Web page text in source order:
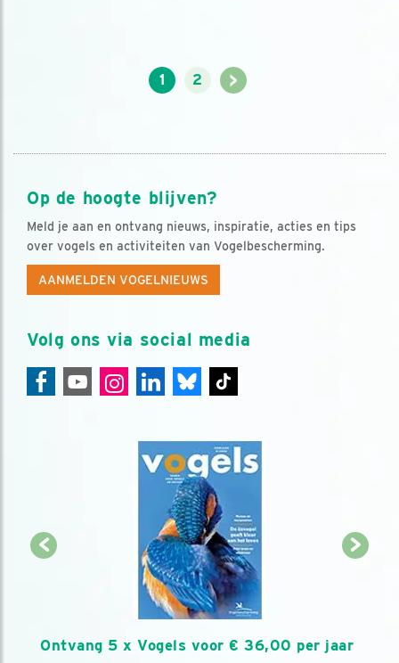
1 2 >
Op de hoogte blijven?
Meld je aan en ontvang nieuws, inspiratie, acties en tips
over vogels en activiteiten van Vogelbescherming.
AANMELDEN VOGELNIEUWS
Volg ons via social media
Ontvang 5 x Vogels voor € 36,00 per jaar